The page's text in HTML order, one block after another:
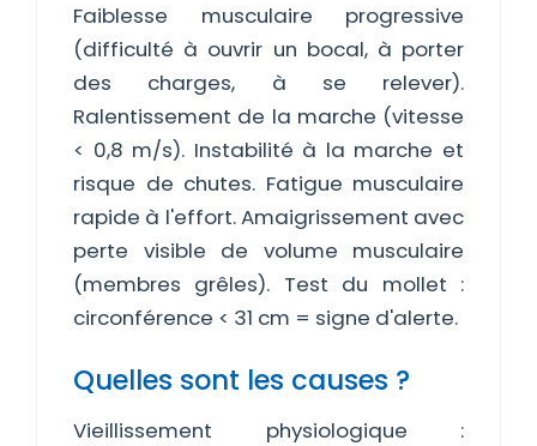
Faiblesse musculaire progressive
(difficulté à ouvrir un bocal, à porter
des charges, à se relever).
Ralentissement de la marche (vitesse
< 0,8 m/s). Instabilité à la marche et
risque de chutes. Fatigue musculaire
rapide à l'effort. Amaigrissement avec
perte visible de volume musculaire
(membres grêles). Test du mollet :
circonférence < 31 cm = signe d'alerte.
Quelles sont les causes ?
Vieillissement physiologique :